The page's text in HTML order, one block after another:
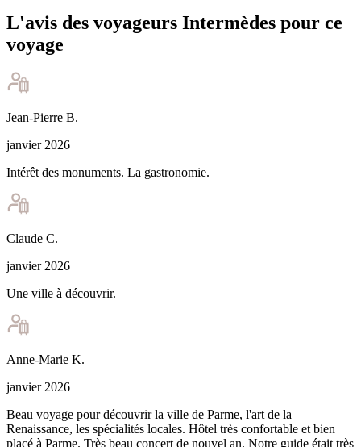
L'avis des voyageurs Intermèdes pour ce
voyage
Jean-Pierre B.
janvier 2026
Intérêt des monuments. La gastronomie.
Claude C.
janvier 2026
Une ville à découvrir.
Anne-Marie K.
janvier 2026
Beau voyage pour découvrir la ville de Parme, l'art de la
Renaissance, les spécialités locales. Hôtel très confortable et bien
placé à Parme. Très beau concert de nouvel an. Notre guide était très